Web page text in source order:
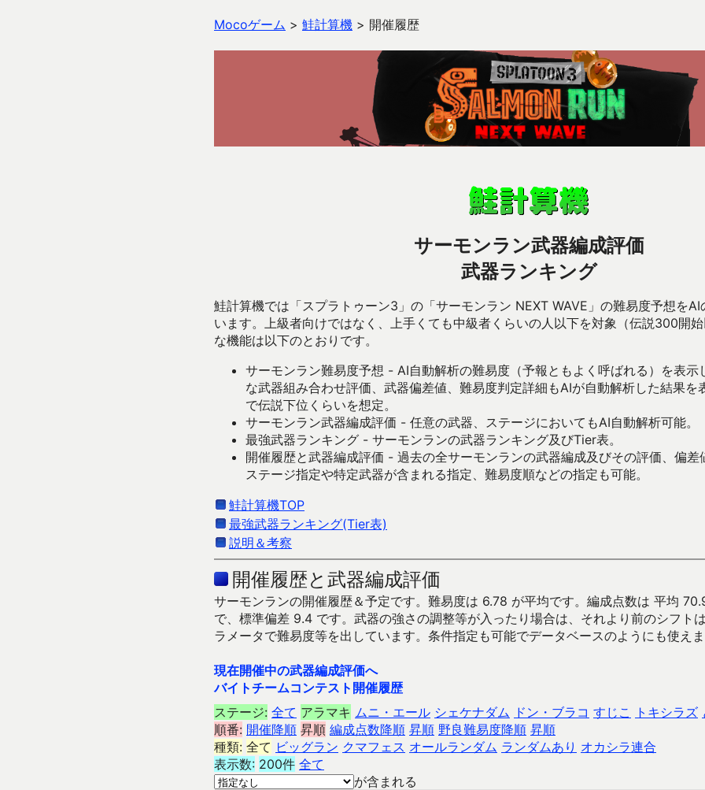
Mocoゲーム > 鮭計算機 > 開催履歴
サーモンラン武器編成評価
武器ランキング
鮭計算機では「スプラトゥーン3」の「サーモンラン NEXT WAVE」の難易度予想を
います。上級者向けではなく、上手くても中級者くらいの人以下を対象（伝説300開
な機能は以下のとおりです。
サーモンラン難易度予想 - AI自動解析の難易度（予報ともよく呼ばれる）を表示
な武器組み合わせ評価、武器偏差値、難易度判定詳細もAIが自動解析した結果を
で伝説下位くらいを想定。
サーモンラン武器編成評価 - 任意の武器、ステージにおいてもAI自動解析可能。
最強武器ランキング - サーモンランの武器ランキング及びTier表。
開催履歴と武器編成評価 - 過去の全サーモンランの武器編成及びその評価、偏差
ステージ指定や特定武器が含まれる指定、難易度順などの指定も可能。
鮭計算機TOP
最強武器ランキング(Tier表)
説明＆考察
開催履歴と武器編成評価
サーモンランの開催履歴＆予定です。難易度は 6.78 が平均です。編成点数は 平均
で、標準偏差 9.4 です。武器の強さの調整等が入ったり場合は、それより前のシフト
ラメータで難易度等を出しています。条件指定も可能でデータベースのようにも使え
現在開催中の武器編成評価へ
バイトチームコンテスト開催履歴
ステージ: 全て アラマキ ムニ・エール シェケナダム ドン・ブラコ すじこ トキシラズ
順番: 開催降順 昇順 編成点数降順 昇順 野良難易度降順 昇順
種類: 全て ビッグラン クマフェス オールランダム ランダムあり オカシラ連合
表示数: 200件 全て
が含まれる